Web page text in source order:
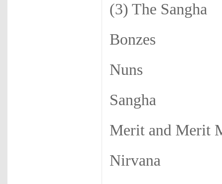
(3) The Sangha
Bonzes
Nuns
Sangha
Merit and Merit
Nirvana